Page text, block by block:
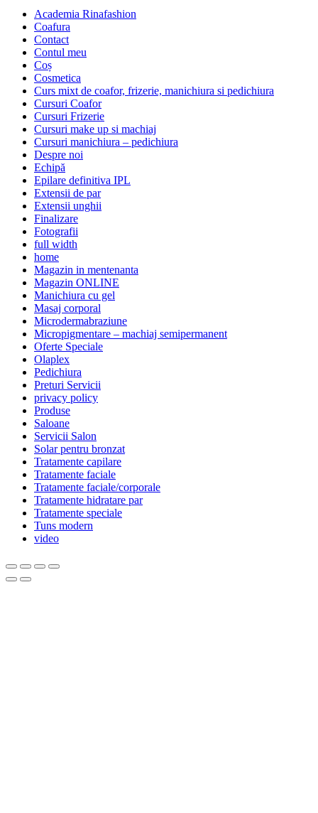
Academia Rinafashion
Coafura
Contact
Contul meu
Coș
Cosmetica
Curs mixt de coafor, frizerie, manichiura si pedichiura
Cursuri Coafor
Cursuri Frizerie
Cursuri make up si machiaj
Cursuri manichiura – pedichiura
Despre noi
Echipă
Epilare definitiva IPL
Extensii de par
Extensii unghii
Finalizare
Fotografii
full width
home
Magazin in mentenanta
Magazin ONLINE
Manichiura cu gel
Masaj corporal
Microdermabraziune
Micropigmentare – machiaj semipermanent
Oferte Speciale
Olaplex
Pedichiura
Preturi Servicii
privacy policy
Produse
Saloane
Servicii Salon
Solar pentru bronzat
Tratamente capilare
Tratamente faciale
Tratamente faciale/corporale
Tratamente hidratare par
Tratamente speciale
Tuns modern
video